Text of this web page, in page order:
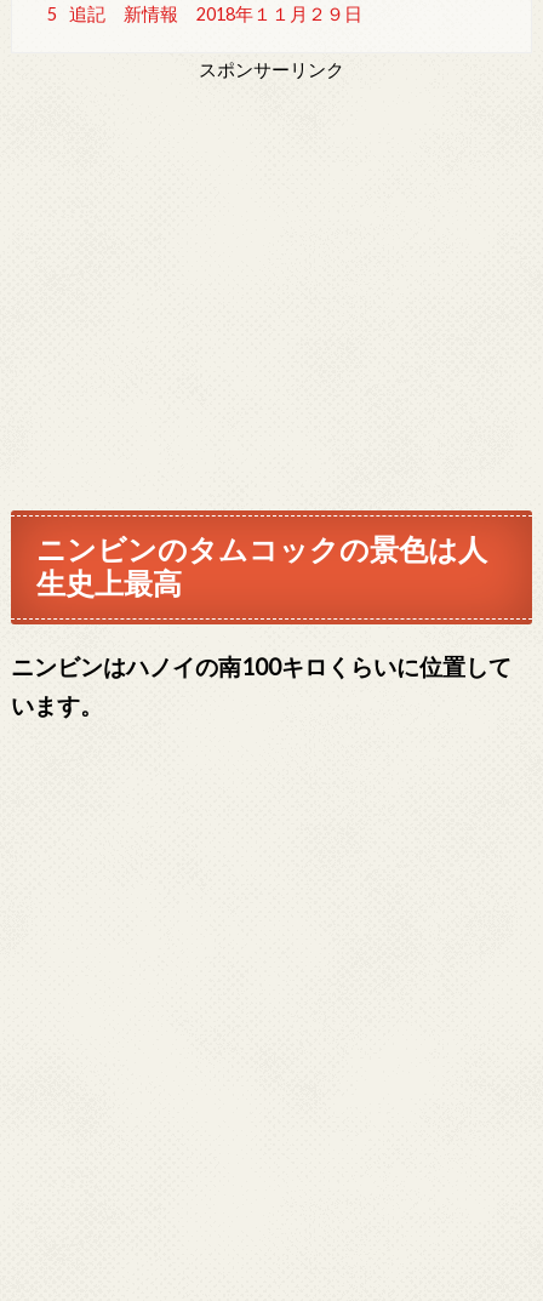
5 追記 新情報 2018年１１月２９日
スポンサーリンク
ニンビンのタムコックの景色は人
生史上最高
ニンビンはハノイの南100キロくらいに位置して
います。